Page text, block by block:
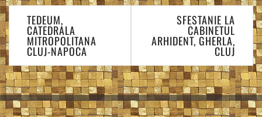
Navigare
în
articole
TEDEUM,
CATEDRALA
MITROPOLITANA
CLUJ-NAPOCA
SFESTANIE LA
CABINETUL
ARHIDENT, GHERLA,
CLUJ